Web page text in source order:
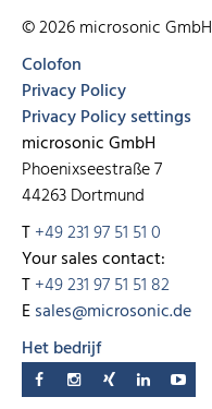
© 2026 microsonic GmbH
Colofon
Privacy Policy
Privacy Policy settings
microsonic GmbH
Phoenixseestraße 7
44263 Dortmund
T+49 231 97 51 51 0
Your sales contact:
T+49 231 97 51 51 82
Esales@microsonic.de
Het bedrijf